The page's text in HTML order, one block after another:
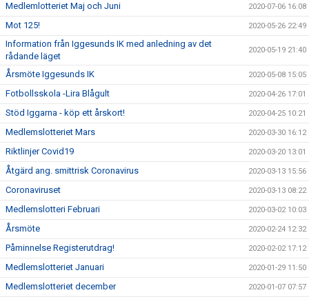
Medlemlotteriet Maj och Juni 2020-07-06 16:08
Mot 125! 2020-05-26 22:49
Information från Iggesunds IK med anledning av det
rådande läget
2020-05-19 21:40
Årsmöte Iggesunds IK 2020-05-08 15:05
Fotbollsskola -Lira Blågult 2020-04-26 17:01
Stöd Iggarna - köp ett årskort! 2020-04-25 10:21
Medlemslotteriet Mars 2020-03-30 16:12
Riktlinjer Covid19 2020-03-20 13:01
Åtgärd ang. smittrisk Coronavirus 2020-03-13 15:56
Coronaviruset 2020-03-13 08:22
Medlemslotteri Februari 2020-03-02 10:03
Årsmöte 2020-02-24 12:32
Påminnelse Registerutdrag! 2020-02-02 17:12
Medlemslotteriet Januari 2020-01-29 11:50
Medlemslotteriet december 2020-01-07 07:57